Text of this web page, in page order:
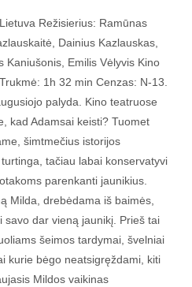
Režisierius: Ramūnas
Dainius Kazlauskas,
Kaniušonis, Emilis Vėlyvis Kino
1h 32 min Cenzas: N-13.
palyda. Kino teatruose
kad Adamsai keisti? Tuomet
šimtmečius istorijos
tačiau labai konservatyvi
parenkanti jaunikius.
Milda, drebėdama iš baimės,
savo dar vieną jaunikį. Prieš tai
šeimos tardymai, švelniai
kurie bėgo neatsigręždami, kiti
Mildos vaikinas